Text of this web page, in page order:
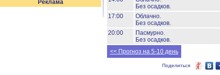
Реклама
Без осадков.
17:00
Облачно.
Без осадков.
20:00
Пасмурно.
Без осадков.
<< Прогноз на 5-10 день
Поделиться